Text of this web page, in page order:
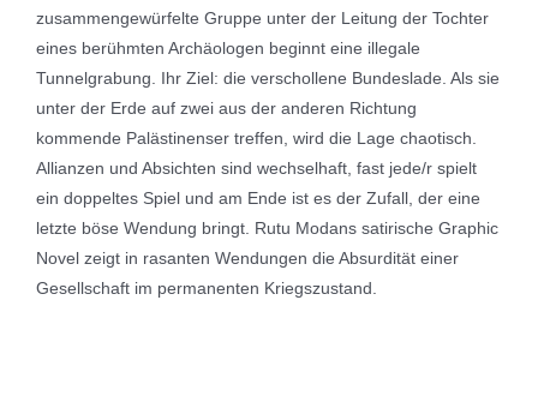
zusammengewürfelte Gruppe unter der Leitung der Tochter
eines berühmten Archäologen beginnt eine illegale
Tunnelgrabung. Ihr Ziel: die verschollene Bundeslade. Als sie
unter der Erde auf zwei aus der anderen Richtung
kommende Palästinenser treffen, wird die Lage chaotisch.
Allianzen und Absichten sind wechselhaft, fast jede/r spielt
ein doppeltes Spiel und am Ende ist es der Zufall, der eine
letzte böse Wendung bringt. Rutu Modans satirische Graphic
Novel zeigt in rasanten Wendungen die Absurdität einer
Gesellschaft im permanenten Kriegszustand.